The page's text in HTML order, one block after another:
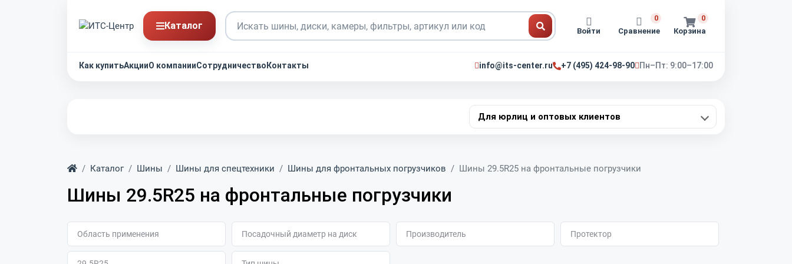
Каталог Войти Сравнение
0
Корзина
0
Как купитьАкцииО компанииСотрудничество Контакты info@its-center.ru +7 (495) 424-98-90 Пн–Пт: 9:00–17:00
Для юрлиц и оптовых клиентов
Главная
Каталог Шины Шины для спецтехники Шины для фронтальных погрузчиков Шины 29.5R25 на фронтальные погрузчики
Шины 29.5R25 на фронтальные погрузчики